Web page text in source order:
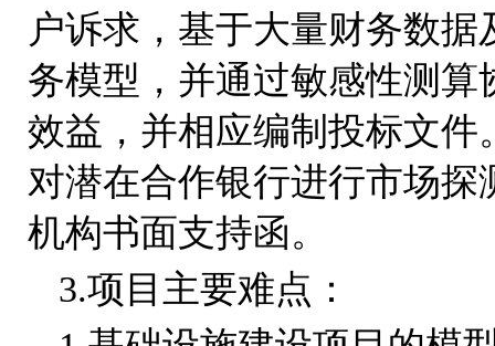
户诉求，基于大量财务数
务模型，并通过敏感性测
效益，并相应编制投标文
对潜在合作银行进行市场
机构书面支持函。
3.项目主要难点：